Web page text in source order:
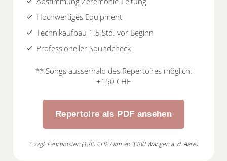
check Hochwertiges Equipment
check Technikaufbau 1.5 Std. vor Beginn
check Professioneller Soundcheck
** Songs ausserhalb des Repertoires möglich:
+150 CHF
Repertoire als PDF ansehen
* zzgl. Fahrtkosten (1.85 CHF / km ab 3380 Wangen a. d. Aare).